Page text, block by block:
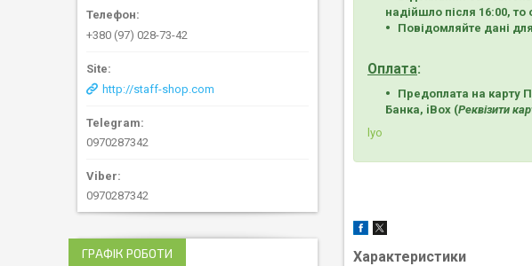
надійшло після 16:00,
Повідомляйте дані
Оплата:
Предоплата на карту
Банка, iBox (Реквізити
lyo
Характеристики
+380 (97) 028-73-42
http://staff-shop.com
0970287342
0970287342
ГРАФІК РОБОТИ